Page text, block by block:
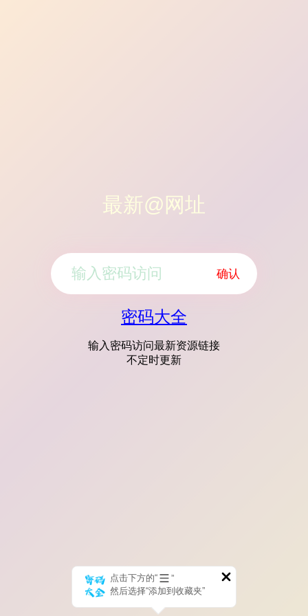
最新@网址
确认
密码大全
输入密码访问最新资源链接
不定时更新
点击下方的“
”
然后选择“添加到收藏夹”